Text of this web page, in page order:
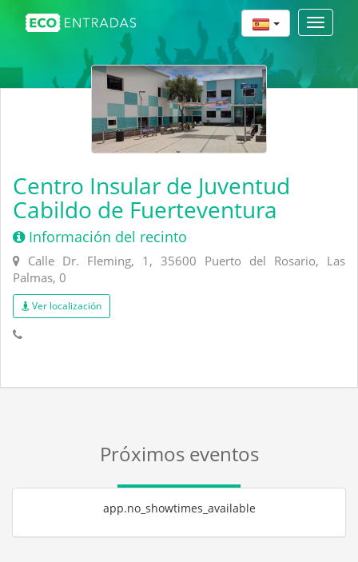
Toggle
Centro Insular de Juventud
Cabildo de Fuerteventura
Información del recinto
Calle Dr. Fleming, 1, 35600 Puerto del Rosario, Las
Palmas, 0
Ver localización
Próximos eventos
app.no_showtimes_available